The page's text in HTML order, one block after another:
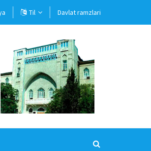
Til Davlat ramzlari